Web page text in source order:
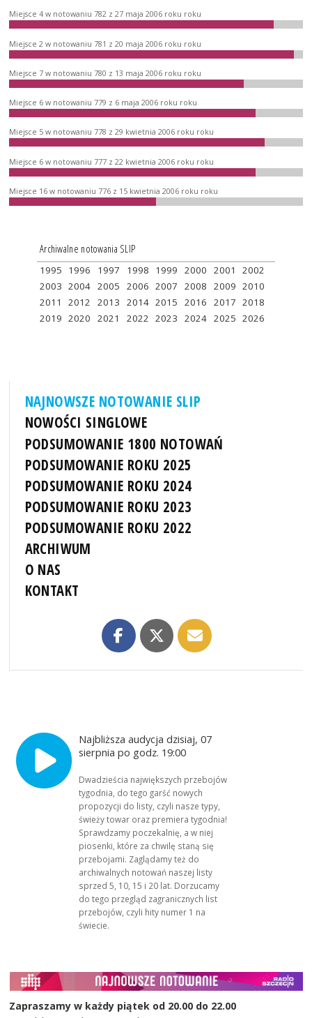
Miejsce 4 w notowaniu 782 z 27 maja 2006 roku roku
Miejsce 2 w notowaniu 781 z 20 maja 2006 roku roku
Miejsce 7 w notowaniu 780 z 13 maja 2006 roku roku
Miejsce 6 w notowaniu 779 z 6 maja 2006 roku roku
Miejsce 5 w notowaniu 778 z 29 kwietnia 2006 roku roku
Miejsce 6 w notowaniu 777 z 22 kwietnia 2006 roku roku
Miejsce 16 w notowaniu 776 z 15 kwietnia 2006 roku roku
Archiwalne notowania SLIP
1995 1996 1997 1998 1999 2000 2001
2002
2003 2004 2005 2006 2007 2008 2009 2010
2011
2012 2013 2014 2015 2016 2017 2018
2019 2020 2021 2022 2023 2024 2025 2026
NAJNOWSZE NOTOWANIE SLIP
NOWOŚCI SINGLOWE
PODSUMOWANIE 1800 NOTOWAŃ
PODSUMOWANIE ROKU 2025
PODSUMOWANIE ROKU 2024
PODSUMOWANIE ROKU 2023
PODSUMOWANIE ROKU 2022
ARCHIWUM
O NAS
KONTAKT
Najbliższa audycja dzisiaj, 07
sierpnia po godz. 19:00
Dwadzieścia największych przebojów
tygodnia, do tego garść nowych
propozycji do listy, czyli nasze typy,
świeży towar oraz premiera tygodnia!
Sprawdzamy poczekalnię, a w niej
piosenki, które za chwilę staną się
przebojami. Zaglądamy też do
archiwalnych notowań naszej listy
sprzed 5, 10, 15 i 20 lat. Dorzucamy
do tego przegląd zagranicznych list
przebojów, czyli hity numer 1 na
świecie.
Zapraszamy w każdy piątek od 20.00 do 22.00